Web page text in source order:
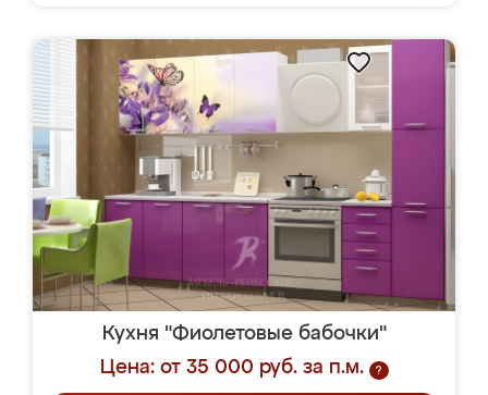
Кухня "Фиолетовые бабочки"
Цена: от 35 000 руб. за п.м.
?